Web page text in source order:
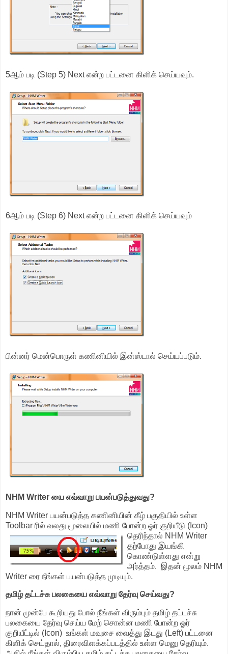
5ஆம் படி (Step 5) Next என்ற பட்டனை கிளிக் செய்யவும்.
6ஆம் படி (Step 6) Next என்ற பட்டனை கிளிக் செய்யவும்
பின்னர் மென்பொருள் கணினியில் இன்ஸ்டால் செய்யப்படும்.
NHM Writer யை எவ்வாறு பயன்படுத்துவது?
NHM Writer பயன்படுத்த கணினியின் கீழ் பகுதியில் உள்ள
Toolbar ரில் வலது மூலையில் மணி போன்ற ஓர் குறியீடு (Icon)
தெரிந்தால் NHM Writer
தற்போது இயங்கி
கொண்டுள்ளது என்று
அர்த்தம். இதன் மூலம் NHM
Writer ரை நீங்கள் பயன்படுத்த முடியும்.
தமிழ் தட்டச்சு பலகையை எவ்வாறு தேர்வு செய்வது?
நான் முன்பே கூறியது போல் நீங்கள் விரும்பும் தமிழ் தட்டச்சு
பலகையை தேர்வு செய்ய மேற் சொன்ன மணி போன்ற ஓர்
குறியீட்டில் (Icon) உங்கள் மவுசை வைத்து இடது (Left) பட்டனை
கிளிக் செய்தால், திரைவிளக்கப்படத்தில் உள்ள மெனு தெரியும்.